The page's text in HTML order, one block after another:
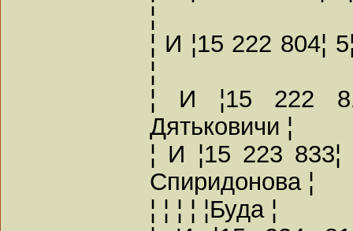
¦
¦ И ¦15 222 804¦
¦
¦ И ¦15 222
Дятьковичи ¦
¦ И ¦15 223 833¦
Спиридонова ¦
¦ ¦ ¦ ¦ ¦Буда ¦